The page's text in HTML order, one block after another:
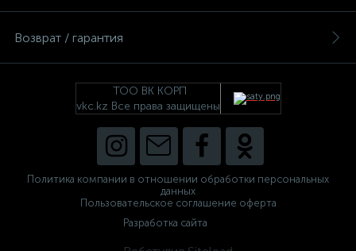
Возврат / гарантия
ТОО ВК КОРП
vkc.kz Все права защищены
Политика компании в отношении обработки персональных
данных
Пользовательское соглашение оферта
Разработка сайта